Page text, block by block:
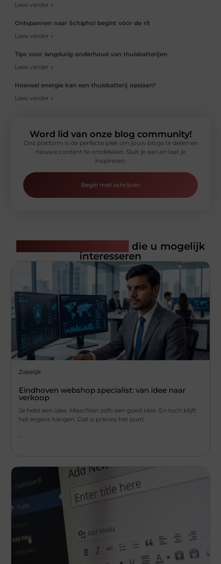
Lees verder »
Ontspannen naar Schiphol begint vóór de rit
Lees verder »
Tips voor langdurig onderhoud van thuisbatterijen
Lees verder »
Hoeveel energie kan een thuisbatterij opslaan?
Lees verder »
Word lid van onze blog community!
Ons platform is de perfecte plek om jouw blogs te delen en
nieuwe content te ontdekken. Sluit je aan en laat je
inspireren.
Begin met schrijven
die u mogelijk
interesseren
Zakelijk
Eindhoven webshop specialist: van idee naar
verkoop
Je hebt een idee. Misschien zelfs een goed idee. En toch blijft
het ergens hangen. Dat is precies het punt
...